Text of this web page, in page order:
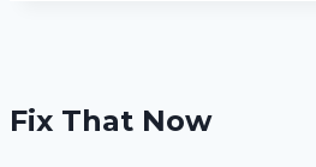
Fix That Now